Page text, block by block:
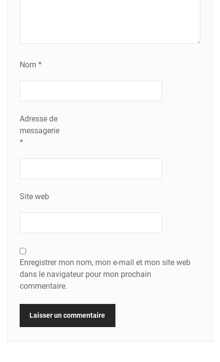
Nom *
Adresse de
messagerie
*
Site web
Enregistrer mon nom, mon e-mail et mon site web
dans le navigateur pour mon prochain
commentaire.